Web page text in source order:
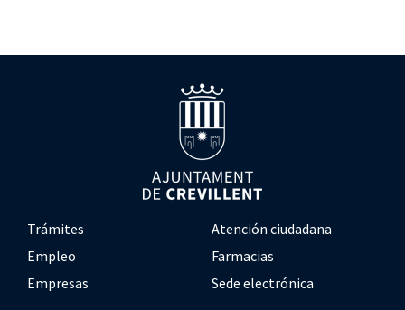
Trámites
Atención ciudadana
Empleo
Farmacias
Empresas
Sede electrónica